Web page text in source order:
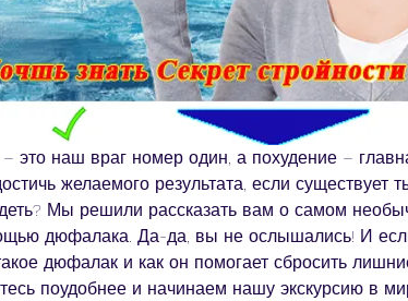
это наш враг номер один, а похудение –
желаемого результата, если существует
Мы решили рассказать вам о самом
дюфалака. Да-да, вы не ослышались! И
дюфалак и как он помогает сбросить
поудобнее и начинаем нашу экскурсию в